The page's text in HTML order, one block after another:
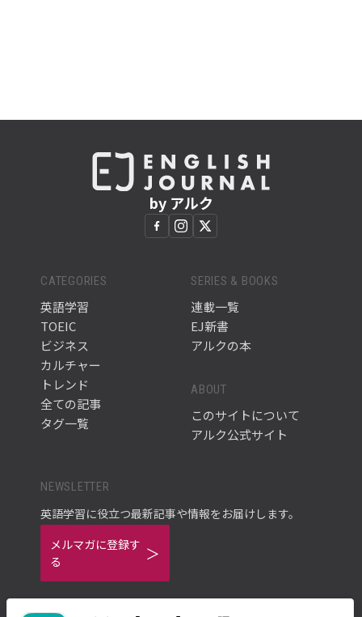
by アルク
CATEGORIES
英語学習
TOEIC
ビジネス
カルチャー
トレンド
全ての記事
タグ一覧
SERIES & BOOKS
連載一覧
EJ新書
アルクの本
ABOUT
このサイトについて
アルク公式サイト
NEWSLETTER
英語学習に役立つ最新記事や情報をお届けします。
メルマガに登録す
る